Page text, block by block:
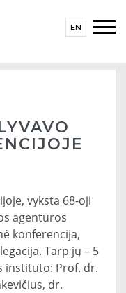
EN
vyksta 68-oji
agentūros
konferencija,
Tarp jų – 5
instituto: Prof. dr.
dr.